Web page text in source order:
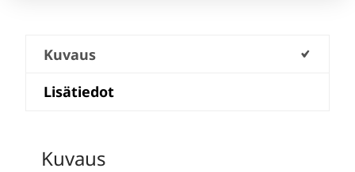
Kuvaus
Lisätiedot
Kuvaus